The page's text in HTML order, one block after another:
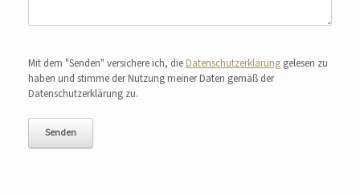
Mit dem "Senden" versichere ich, die Datenschutzerklärung gelesen zu
haben und stimme der Nutzung meiner Daten gemäß der
Datenschutzerklärung zu.